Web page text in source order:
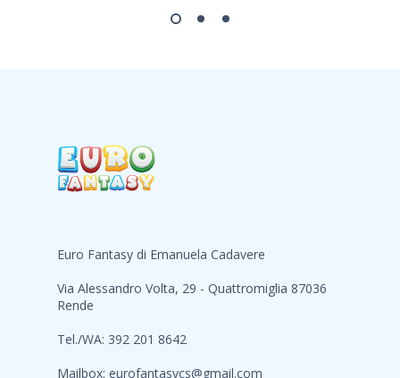
Euro Fantasy di Emanuela Cadavere
Via Alessandro Volta, 29 - Quattromiglia 87036
Rende
Tel./WA: 392 201 8642
Mailbox: eurofantasycs@gmail.com